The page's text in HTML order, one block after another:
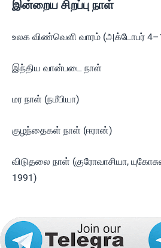
இன்றைய சிறப்பு நாள்
உலக விண்வெளி வாரம் (அக்டோபர்
இந்திய வான்படை நாள்
மர நாள் (நமீபியா)
குழந்தைகள் நாள் (ஈரான்)
விடுதலை நாள் (குரோவாசியா,
1991)